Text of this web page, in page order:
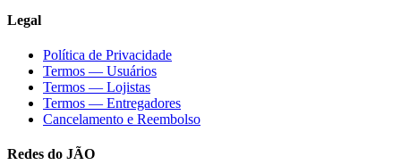
Legal
Política de Privacidade
Termos — Usuários
Termos — Lojistas
Termos — Entregadores
Cancelamento e Reembolso
Redes do JÃO